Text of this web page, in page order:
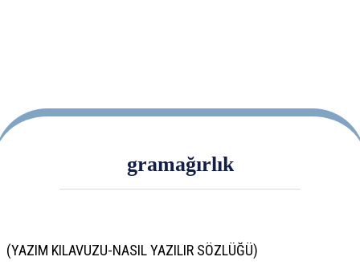
gramağırlık
(YAZIM KILAVUZU-NASIL YAZILIR SÖZLÜĞÜ)